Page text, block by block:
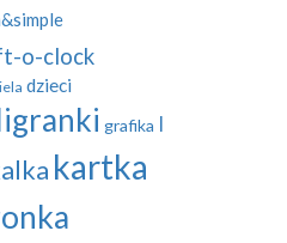
o-clock
dzieci
grafika I
kartka